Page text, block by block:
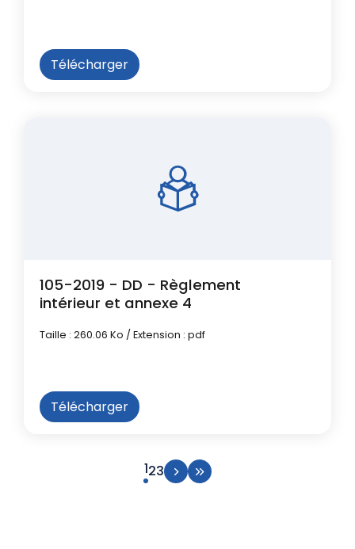
Télécharger
105-2019 - DD - Règlement
intérieur et annexe 4
Taille : 260.06 Ko / Extension : pdf
Télécharger
Page courante
1Aller à la page 2
2Aller à la page 3
3Page suivante
Aller à la dernière page